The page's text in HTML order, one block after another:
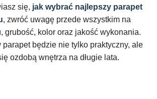
się, jak wybrać najlepszy parapet
, zwróć uwagę przede wszystkim na
grubość, kolor oraz jakość wykonania.
parapet będzie nie tylko praktyczny, ale
ozdobą wnętrza na długie lata.